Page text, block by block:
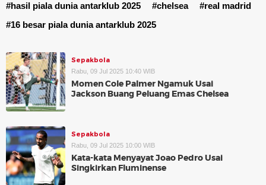
#hasil piala dunia antarklub 2025
#chelsea
#real madrid
#16 besar piala dunia antarklub 2025
Sepakbola
Rabu, 09 Jul 2025 10:40 WIB
Momen Cole Palmer Ngamuk Usai
Jackson Buang Peluang Emas Chelsea
Sepakbola
Rabu, 09 Jul 2025 10:00 WIB
Kata-kata Menyayat Joao Pedro Usai
Singkirkan Fluminense